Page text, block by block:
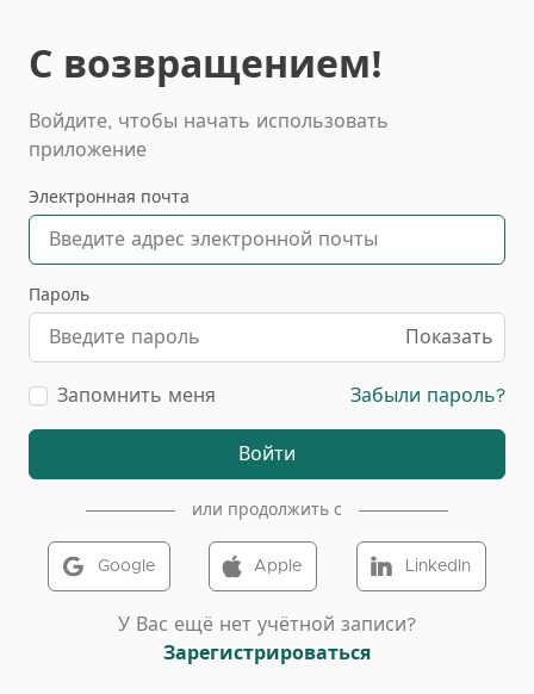
С возвращением!
Войдите, чтобы начать использовать
приложение
Электронная почта
Пароль
Показать
Запомнить меня Забыли пароль?
Войти
или продолжить с
Google Apple LinkedIn
У Вас ещё нет учётной записи?
Зарегистрироваться